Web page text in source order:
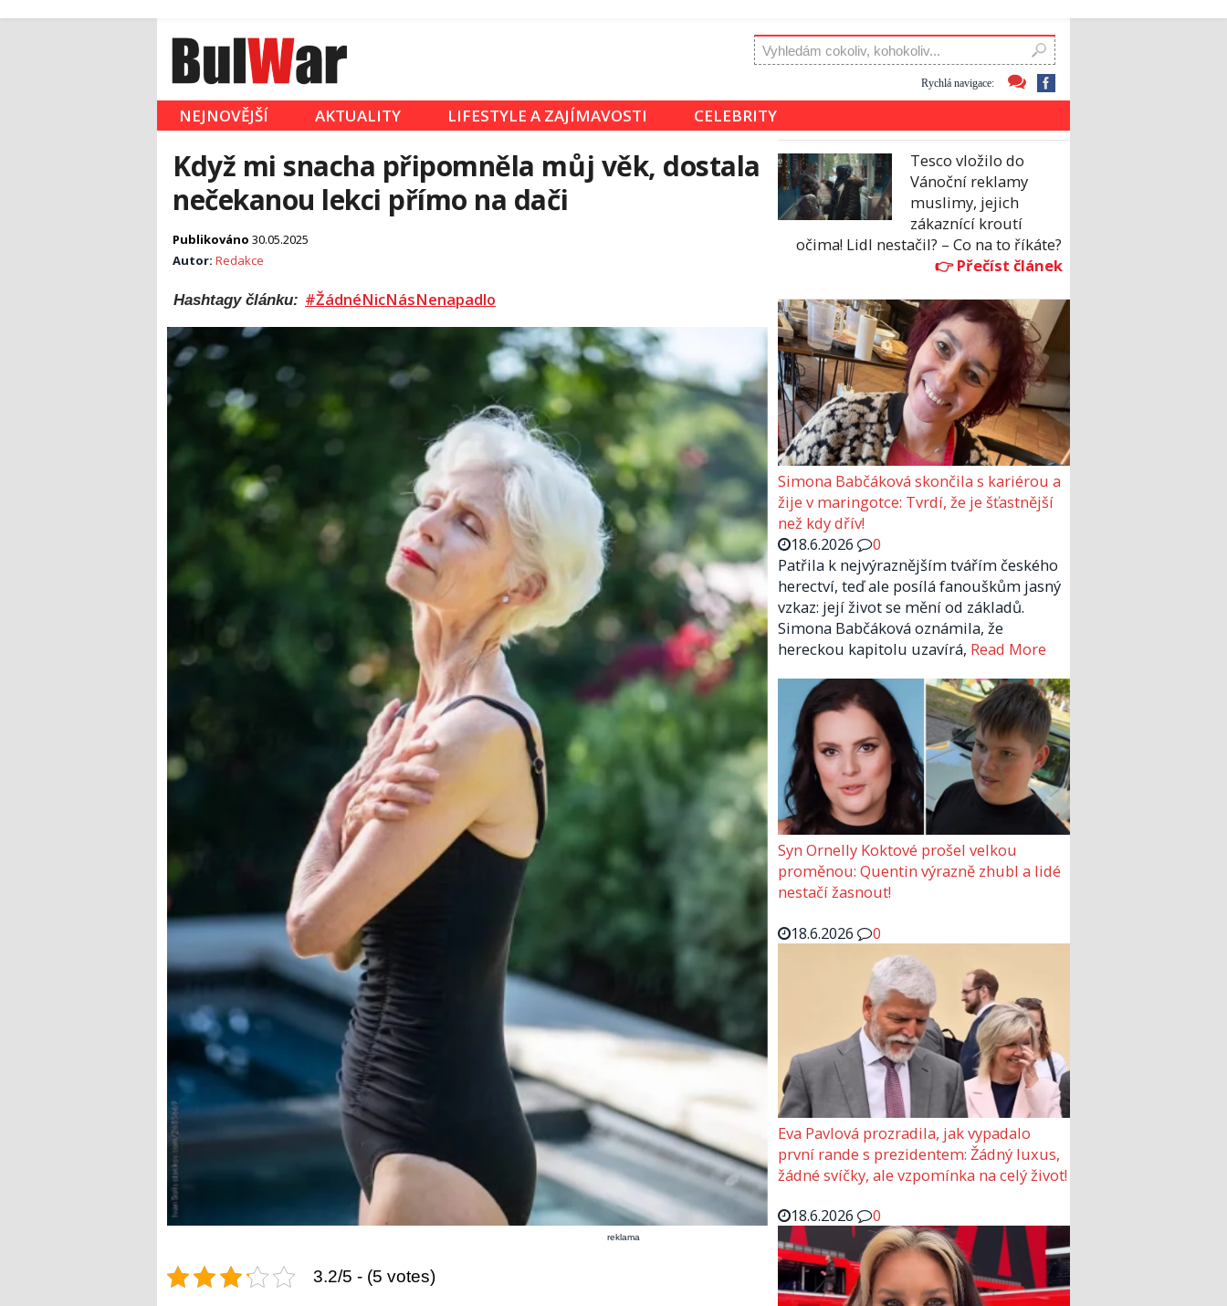
Rychlá navigace:
NEJNOVĚJŠÍ AKTUALITY LIFESTYLE A ZAJÍMAVOSTI CELEBRITY
Když mi snacha připomněla můj věk, dostala
nečekanou lekci přímo na dači
Publikováno 30.05.2025
Autor: Redakce
Hashtagy článku: #ŽádnéNicNásNenapadlo
reklama
3.2/5 - (5 votes)
Tesco vložilo do
Vánoční reklamy
muslimy, jejich
zákaznící kroutí
očima! Lidl nestačil? – Co na to říkáte?
Simona Babčáková skončila s kariérou a
žije v maringotce: Tvrdí, že je šťastnější
než kdy dřív!
18.6.2026
0
Patřila k nejvýraznějším tvářím českého
herectví, teď ale posílá fanouškům jasný
vzkaz: její život se mění od základů.
Simona Babčáková oznámila, že
hereckou kapitolu uzavírá, Read More
Syn Ornelly Koktové prošel velkou
proměnou: Quentin výrazně zhubl a lidé
nestačí žasnout!
18.6.2026
0
Eva Pavlová prozradila, jak vypadalo
první rande s prezidentem: Žádný luxus,
žádné svíčky, ale vzpomínka na celý život!
18.6.2026
0